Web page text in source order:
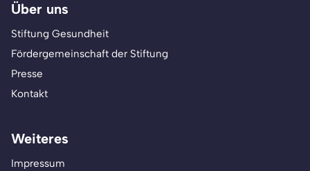
Über uns
Stiftung Gesundheit
Fördergemeinschaft der Stiftung
Presse
Kontakt
Weiteres
Impressum